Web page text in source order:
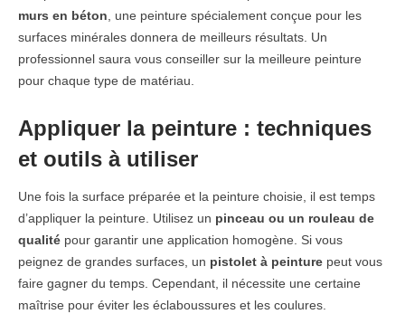
murs en béton , une peinture spécialement conçue pour les
surfaces minérales donnera de meilleurs résultats. Un
professionnel saura vous conseiller sur la meilleure peinture
pour chaque type de matériau.
Appliquer la peinture : techniques
et outils à utiliser
Une fois la surface préparée et la peinture choisie, il est temps
d’appliquer la peinture. Utilisez un pinceau ou un rouleau de
qualité pour garantir une application homogène. Si vous
peignez de grandes surfaces, un pistolet à peinture peut vous
faire gagner du temps. Cependant, il nécessite une certaine
maîtrise pour éviter les éclaboussures et les coulures.